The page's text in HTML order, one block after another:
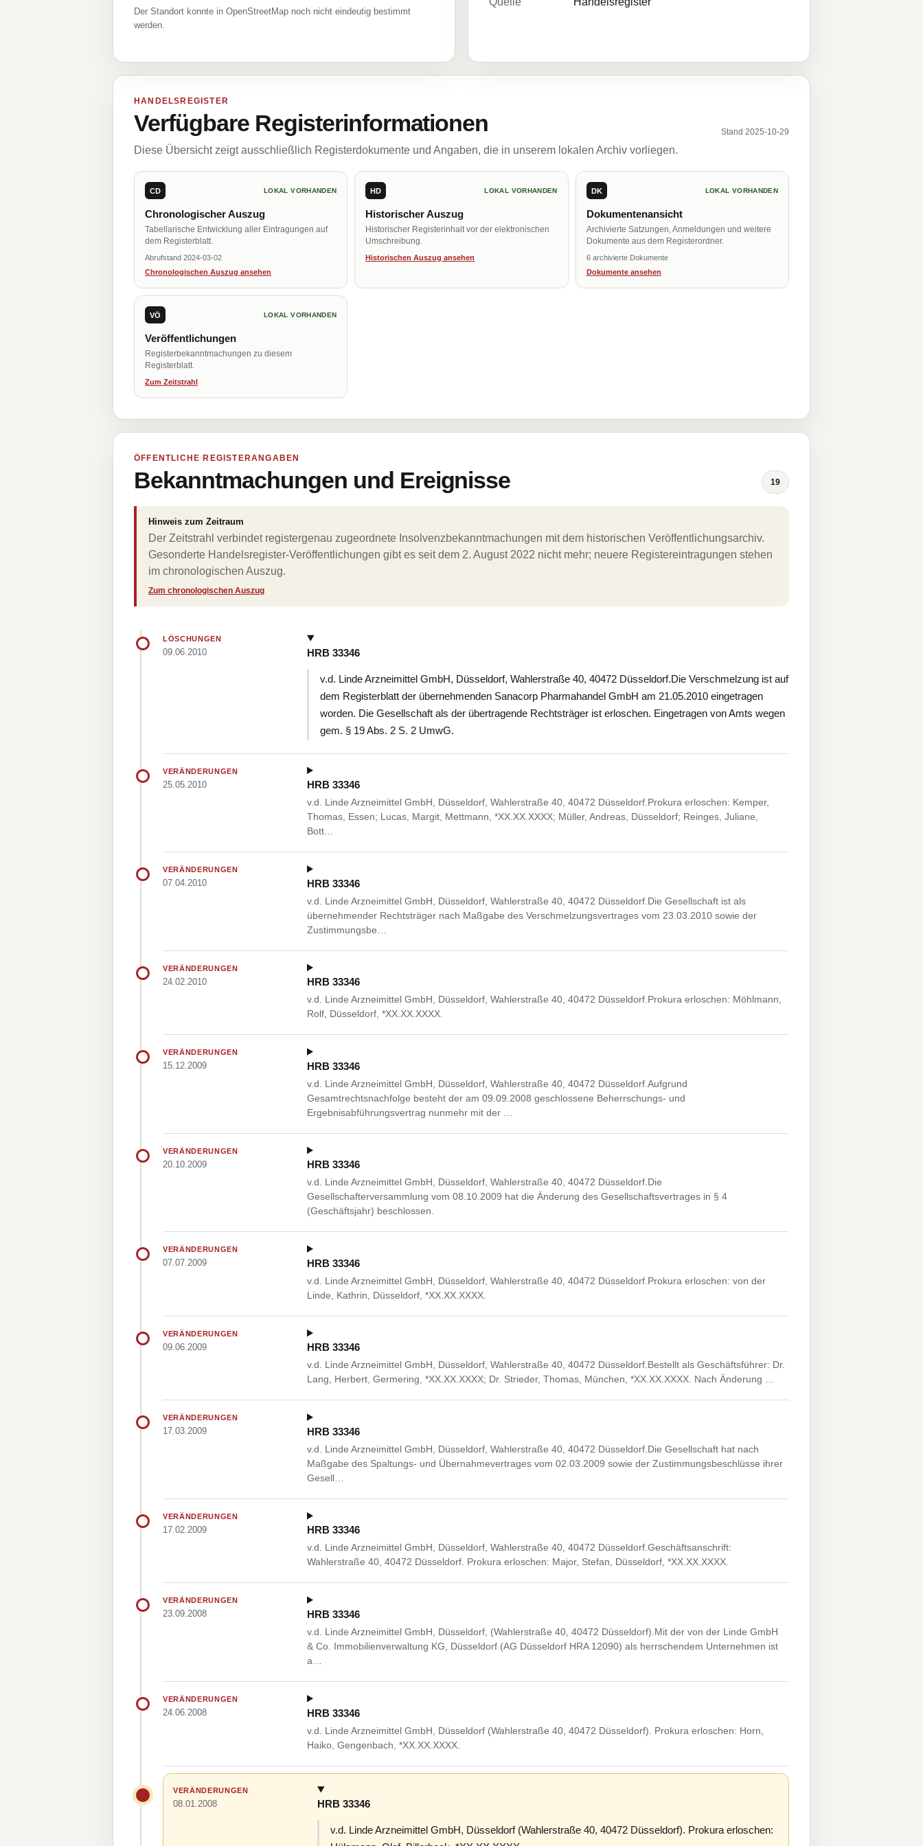
Der Standort konnte in OpenStreetMap noch nicht eindeutig bestimmt
werden.
HANDELSREGISTER
Verfügbare Registerinformationen Stand 2025-10-29
Diese Übersicht zeigt ausschließlich Registerdokumente und Angaben, die in unserem lokalen Archiv vorliegen.
CD LOKAL VORHANDEN
Chronologischer Auszug
Tabellarische Entwicklung aller Eintragungen auf
dem Registerblatt.
Abrufstand 2024-03-02
Chronologischen Auszug ansehen
HD LOKAL VORHANDEN
Historischer Auszug
Historischer Registerinhalt vor der elektronischen
Umschreibung.
Historischen Auszug ansehen
DK LOKAL VORHANDEN
Dokumentenansicht
Archivierte Satzungen, Anmeldungen und weitere
Dokumente aus dem Registerordner.
6 archivierte Dokumente
Dokumente ansehen
VÖ LOKAL VORHANDEN
Veröffentlichungen
Registerbekanntmachungen zu diesem
Registerblatt.
Zum Zeitstrahl
ÖFFENTLICHE REGISTERANGABEN
Bekanntmachungen und Ereignisse 19
Hinweis zum Zeitraum
Der Zeitstrahl verbindet registergenau zugeordnete Insolvenzbekanntmachungen mit dem historischen Veröffentlichungsarchiv.
Gesonderte Handelsregister-Veröffentlichungen gibt es seit dem 2. August 2022 nicht mehr; neuere Registereintragungen stehen
im chronologischen Auszug.
Zum chronologischen Auszug
LÖSCHUNGEN
09.06.2010 HRB 33346
v.d. Linde Arzneimittel GmbH, Düsseldorf, Wahlerstraße 40, 40472 Düsseldorf.Die Verschmelzung ist auf
dem Registerblatt der übernehmenden Sanacorp Pharmahandel GmbH am 21.05.2010 eingetragen
worden. Die Gesellschaft als der übertragende Rechtsträger ist erloschen. Eingetragen von Amts wegen
gem. § 19 Abs. 2 S. 2 UmwG.
VERÄNDERUNGEN
25.05.2010 HRB 33346
v.d. Linde Arzneimittel GmbH, Düsseldorf, Wahlerstraße 40, 40472 Düsseldorf.Prokura erloschen: Kemper,
Thomas, Essen; Lucas, Margit, Mettmann, *XX.XX.XXXX; Müller, Andreas, Düsseldorf; Reinges, Juliane,
Bott…
VERÄNDERUNGEN
07.04.2010 HRB 33346
v.d. Linde Arzneimittel GmbH, Düsseldorf, Wahlerstraße 40, 40472 Düsseldorf.Die Gesellschaft ist als
übernehmender Rechtsträger nach Maßgabe des Verschmelzungsvertrages vom 23.03.2010 sowie der
Zustimmungsbe…
VERÄNDERUNGEN
24.02.2010 HRB 33346
v.d. Linde Arzneimittel GmbH, Düsseldorf, Wahlerstraße 40, 40472 Düsseldorf.Prokura erloschen: Möhlmann,
Rolf, Düsseldorf, *XX.XX.XXXX.
VERÄNDERUNGEN
15.12.2009 HRB 33346
v.d. Linde Arzneimittel GmbH, Düsseldorf, Wahlerstraße 40, 40472 Düsseldorf.Aufgrund
Gesamtrechtsnachfolge besteht der am 09.09.2008 geschlossene Beherrschungs- und
Ergebnisabführungsvertrag nunmehr mit der …
VERÄNDERUNGEN
20.10.2009 HRB 33346
v.d. Linde Arzneimittel GmbH, Düsseldorf, Wahlerstraße 40, 40472 Düsseldorf.Die
Gesellschafterversammlung vom 08.10.2009 hat die Änderung des Gesellschaftsvertrages in § 4
(Geschäftsjahr) beschlossen.
VERÄNDERUNGEN
07.07.2009 HRB 33346
v.d. Linde Arzneimittel GmbH, Düsseldorf, Wahlerstraße 40, 40472 Düsseldorf.Prokura erloschen: von der
Linde, Kathrin, Düsseldorf, *XX.XX.XXXX.
VERÄNDERUNGEN
09.06.2009 HRB 33346
v.d. Linde Arzneimittel GmbH, Düsseldorf, Wahlerstraße 40, 40472 Düsseldorf.Bestellt als Geschäftsführer: Dr.
Lang, Herbert, Germering, *XX.XX.XXXX; Dr. Strieder, Thomas, München, *XX.XX.XXXX. Nach Änderung …
VERÄNDERUNGEN
17.03.2009 HRB 33346
v.d. Linde Arzneimittel GmbH, Düsseldorf, Wahlerstraße 40, 40472 Düsseldorf.Die Gesellschaft hat nach
Maßgabe des Spaltungs- und Übernahmevertrages vom 02.03.2009 sowie der Zustimmungsbeschlüsse ihrer
Gesell…
VERÄNDERUNGEN
17.02.2009 HRB 33346
v.d. Linde Arzneimittel GmbH, Düsseldorf, Wahlerstraße 40, 40472 Düsseldorf.Geschäftsanschrift:
Wahlerstraße 40, 40472 Düsseldorf. Prokura erloschen: Major, Stefan, Düsseldorf, *XX.XX.XXXX.
VERÄNDERUNGEN
23.09.2008 HRB 33346
v.d. Linde Arzneimittel GmbH, Düsseldorf, (Wahlerstraße 40, 40472 Düsseldorf).Mit der von der Linde GmbH
& Co. Immobilienverwaltung KG, Düsseldorf (AG Düsseldorf HRA 12090) als herrschendem Unternehmen ist
a…
VERÄNDERUNGEN
24.06.2008 HRB 33346
v.d. Linde Arzneimittel GmbH, Düsseldorf (Wahlerstraße 40, 40472 Düsseldorf). Prokura erloschen: Horn,
Haiko, Gengenbach, *XX.XX.XXXX.
VERÄNDERUNGEN
08.01.2008 HRB 33346
v.d. Linde Arzneimittel GmbH, Düsseldorf (Wahlerstraße 40, 40472 Düsseldorf). Prokura erloschen: